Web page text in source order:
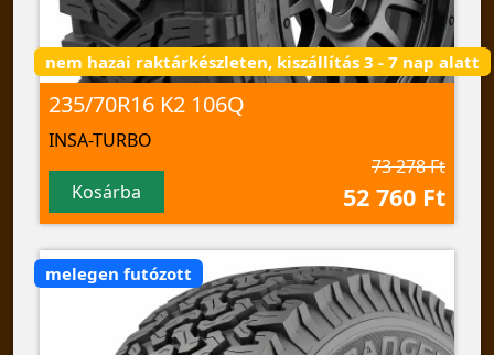
nem hazai raktárkészleten, kiszállítás 3 - 7 nap alatt
235/70R16 K2 106Q
INSA-TURBO
Kosárba
73 278 Ft
52 760 Ft
melegen futózott